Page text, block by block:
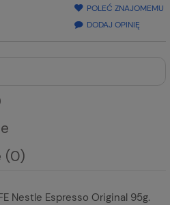
POLEĆ ZNAJOMEMU
DODAJ OPINIĘ
kosztów płatności
(0)
Nestle Espresso Original 95g.